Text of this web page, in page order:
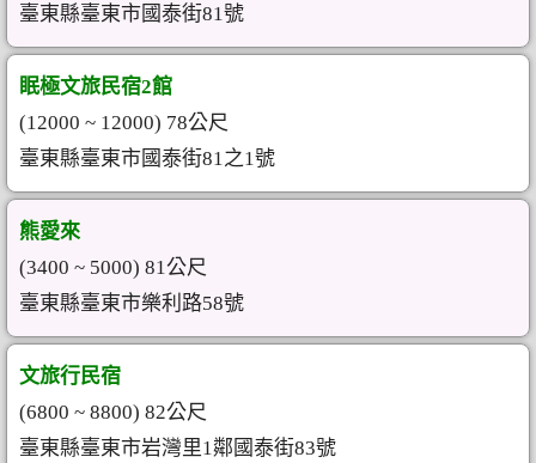
臺東縣臺東市國泰街81號
眠極文旅民宿2館
(12000 ~ 12000) 78公尺
臺東縣臺東市國泰街81之1號
熊愛來
(3400 ~ 5000) 81公尺
臺東縣臺東市樂利路58號
文旅行民宿
(6800 ~ 8800) 82公尺
臺東縣臺東市岩灣里1鄰國泰街83號